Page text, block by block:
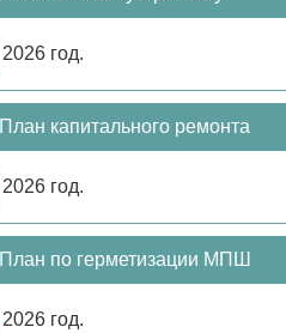
2026 год.
План капитального ремонта
2026 год.
План по герметизации МПШ
2026 год.